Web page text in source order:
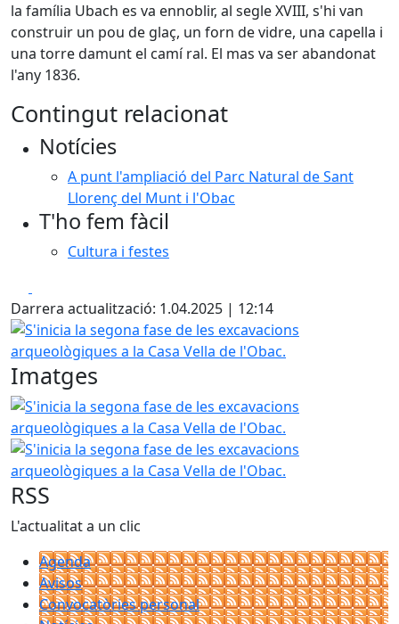
la família Ubach es va ennoblir, al segle XVIII, s'hi van
construir un pou de glaç, un forn de vidre, una capella i
una torre damunt el camí ral. El mas va ser abandonat
l'any 1836.
Contingut relacionat
Notícies
A punt l'ampliació del Parc Natural de Sant
Llorenç del Munt i l'Obac
T'ho fem fàcil
Cultura i festes
Darrera actualització: 1.04.2025 | 12:14
S'inicia la segona fase de les excavacions arqueològiques
Imatges
S'inicia la segona fase de les excavacions arqueològiques
S'inicia la segona fase de les excavacions arqueològiques
RSS
L'actualitat a un clic
Agenda
Avisos
Convocatòries personal